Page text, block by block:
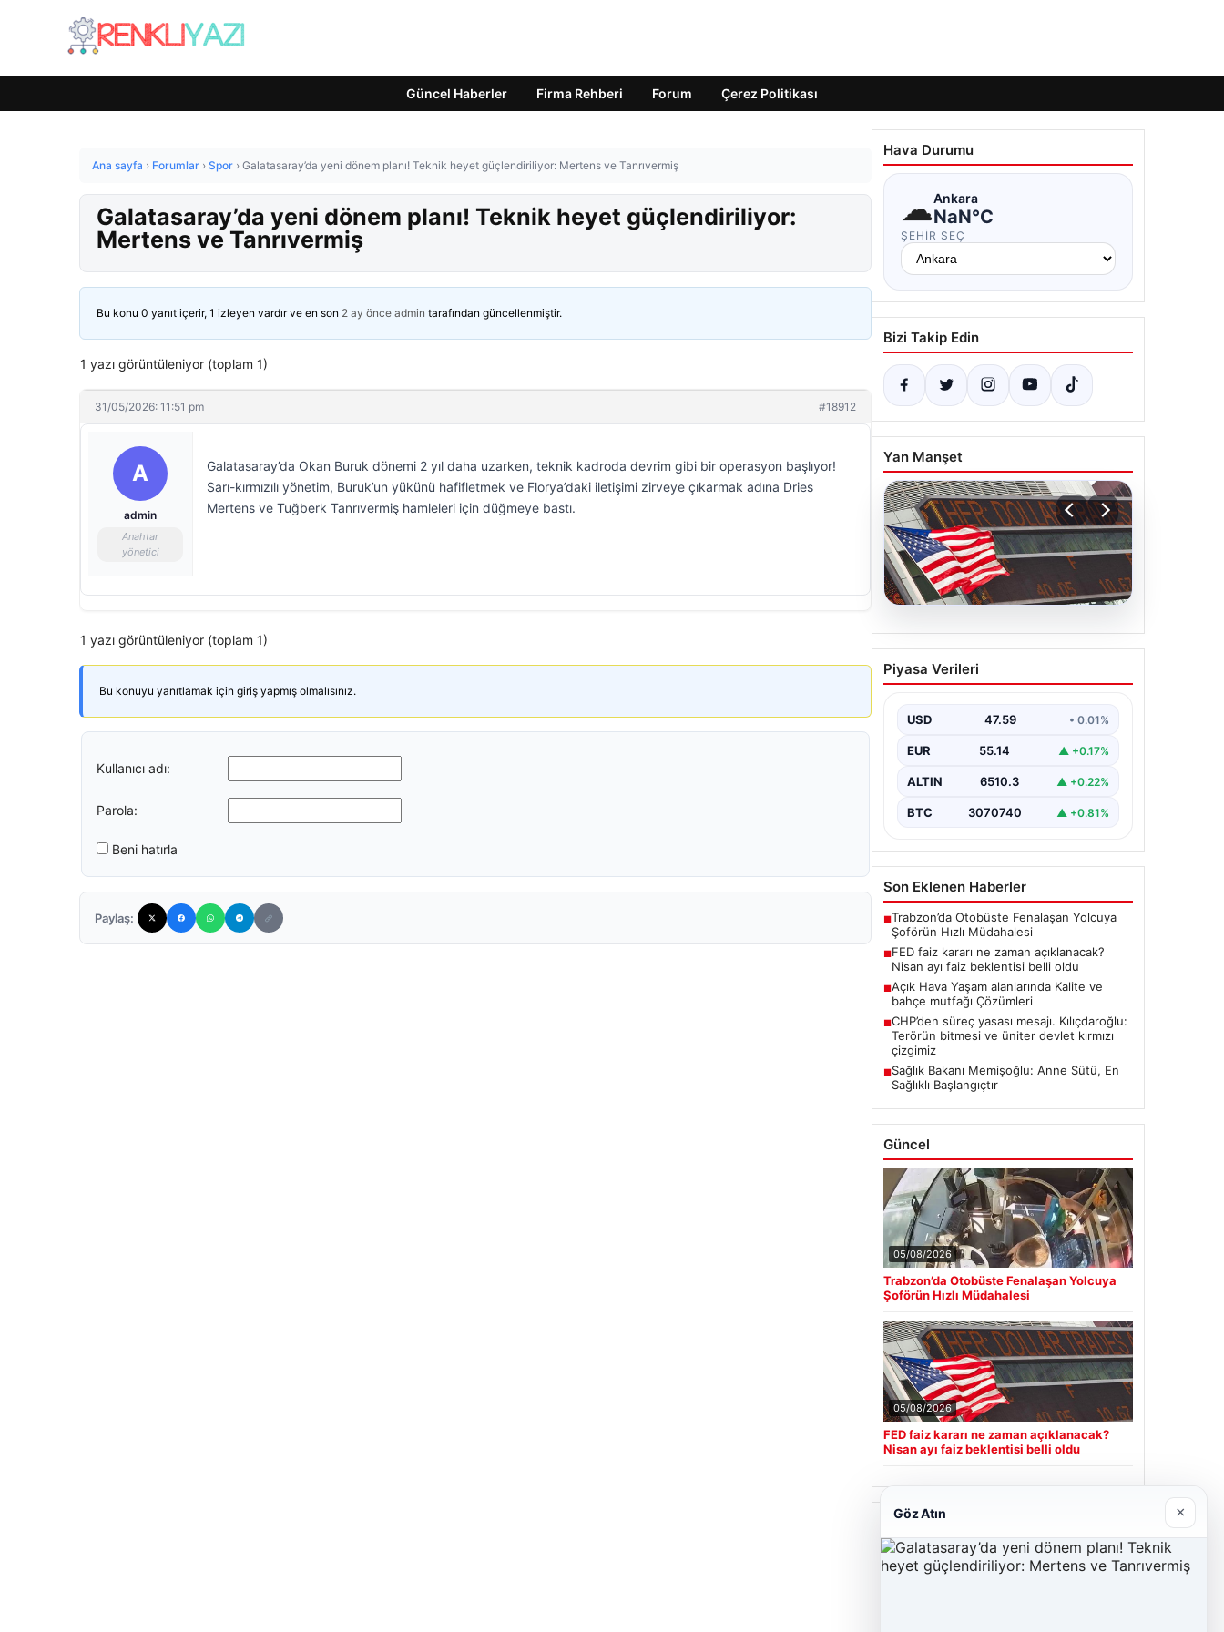
Güncel Haberler Firma Rehberi Forum Çerez Politikası
Ana sayfa › Forumlar › Spor › Galatasaray’da yeni dönem planı! Teknik heyet güçlendiriliyor: Mertens ve Tanrıvermiş
Galatasaray’da yeni dönem planı! Teknik heyet güçlendiriliyor:
Mertens ve Tanrıvermiş
Bu konu 0 yanıt içerir, 1 izleyen vardır ve en son 2 ay önce admin tarafından güncellenmiştir.
1 yazı görüntüleniyor (toplam 1)
31/05/2026: 11:51 pm #18912
A
admin
Anahtar
yönetici
Galatasaray’da Okan Buruk dönemi 2 yıl daha uzarken, teknik kadroda devrim gibi bir operasyon başlıyor!
Sarı-kırmızılı yönetim, Buruk’un yükünü hafifletmek ve Florya’daki iletişimi zirveye çıkarmak adına Dries
Mertens ve Tuğberk Tanrıvermiş hamleleri için düğmeye bastı.
1 yazı görüntüleniyor (toplam 1)
Bu konuyu yanıtlamak için giriş yapmış olmalısınız.
Kullanıcı adı:
Parola:
Beni hatırla
Paylaş:
Hava Durumu
☁Ankara
NaN°C
ŞEHIR SEÇ
Bizi Takip Edin
Yan Manşet
05.08.2026
FED faiz kararı ne zaman
açıklanacak? Nisan ayı
Piyasa Verileri
USD 47.59 • 0.01%
EUR 55.14 ▲ +0.17%
ALTIN 6510.3 ▲ +0.22%
BTC 3070740 ▲ +0.81%
Son Eklenen Haberler
■Trabzon’da Otobüste Fenalaşan Yolcuya
Şoförün Hızlı Müdahalesi
■FED faiz kararı ne zaman açıklanacak?
Nisan ayı faiz beklentisi belli oldu
■Açık Hava Yaşam alanlarında Kalite ve
bahçe mutfağı Çözümleri
■CHP’den süreç yasası mesajı. Kılıçdaroğlu:
Terörün bitmesi ve üniter devlet kırmızı
çizgimiz
■Sağlık Bakanı Memişoğlu: Anne Sütü, En
Sağlıklı Başlangıçtır
Güncel
05/08/2026
Trabzon’da Otobüste Fenalaşan Yolcuya
Şoförün Hızlı Müdahalesi
05/08/2026
FED faiz kararı ne zaman açıklanacak?
Nisan ayı faiz beklentisi belli oldu
Son Eklenen Firmalar
Cengiz Sigorta
Göz Atın ×